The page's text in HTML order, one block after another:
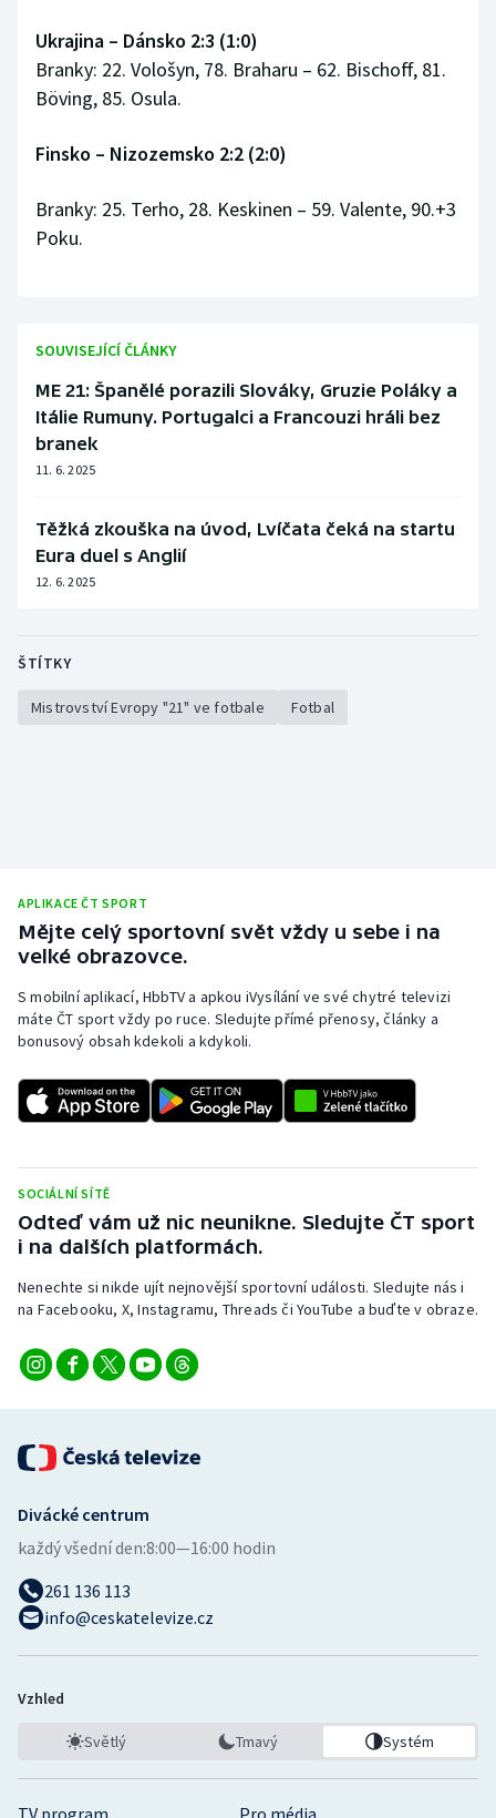
Volejbal
Ostatní
Ukrajina – Dánsko 2:3 (1:0)
Branky: 22. Vološyn, 78. Braharu – 62. Bischoff, 81.
Böving, 85. Osula.
Finsko – Nizozemsko 2:2 (2:0)
Branky: 25. Terho, 28. Keskinen – 59. Valente, 90.+3
Poku.
SOUVISEJÍCÍ ČLÁNKY
ME 21: Španělé porazili Slováky, Gruzie Poláky a
Itálie Rumuny. Portugalci a Francouzi hráli bez
branek
11. 6. 2025
Těžká zkouška na úvod, Lvíčata čeká na startu
Eura duel s Anglií
12. 6. 2025
ŠTÍTKY
Mistrovství Evropy "21" ve fotbale Fotbal
APLIKACE ČT SPORT
Mějte celý sportovní svět vždy u sebe i na
velké obrazovce.
S mobilní aplikací, HbbTV a apkou iVysílání ve své chytré televizi
máte ČT sport vždy po ruce. Sledujte přímé přenosy, články a
bonusový obsah kdekoli a kdykoli.
SOCIÁLNÍ SÍTĚ
Odteď vám už nic neunikne. Sledujte ČT sport
i na dalších platformách.
Nenechte si nikde ujít nejnovější sportovní události. Sledujte nás i
na Facebooku, X, Instagramu, Threads či YouTube a buďte v obraze.
Divácké centrum
každý všední den:8:00—16:00 hodin
261 136 113
info@ceskatelevize.cz
Vzhled
Světlý Tmavý Systém